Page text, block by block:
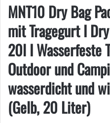
MNT10 Dry Bag
mit Tragegurt I
20l I Wasserfeste
Outdoor und
wasserdicht und
(Gelb, 20 Liter)